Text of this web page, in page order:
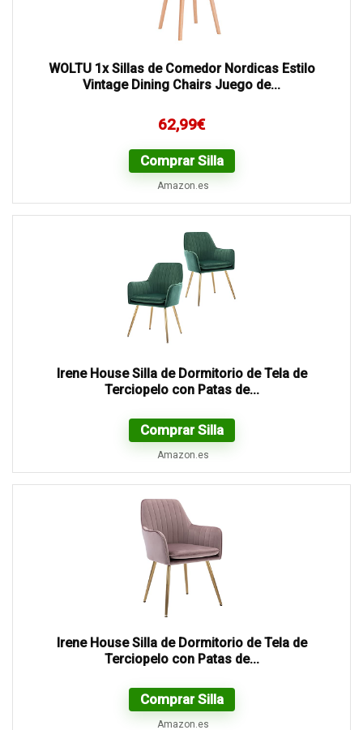
WOLTU 1x Sillas de Comedor Nordicas Estilo
Vintage Dining Chairs Juego de...
62,99€
Comprar Silla
Amazon.es
Irene House Silla de Dormitorio de Tela de
Terciopelo con Patas de...
Comprar Silla
Amazon.es
Irene House Silla de Dormitorio de Tela de
Terciopelo con Patas de...
Comprar Silla
Amazon.es